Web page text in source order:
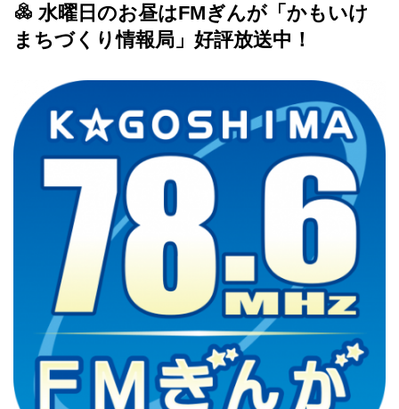
水曜日のお昼はFMぎんが「かもいけ
まちづくり情報局」好評放送中！